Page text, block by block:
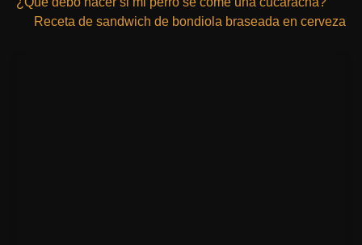
Receta de sandwich de bondiola braseada en cerveza